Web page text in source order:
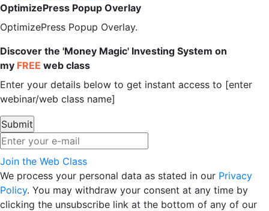
OptimizePress Popup Overlay
OptimizePress Popup Overlay.
Discover the 'Money Magic' Investing System on
my FREE web class
Enter your details below to get instant access to [enter
webinar/web class name]
Join the Web Class
We process your personal data as stated in our Privacy
Policy. You may withdraw your consent at any time by
clicking the unsubscribe link at the bottom of any of our